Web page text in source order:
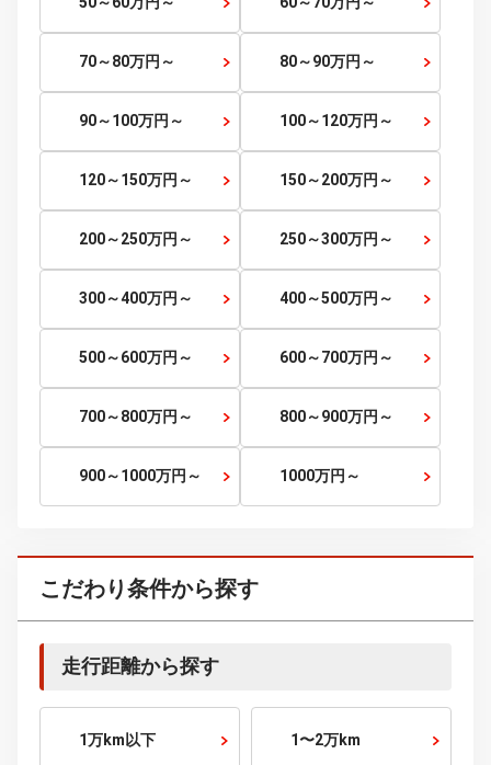
検索する
～5万円 5～10万円～
10～15万円～ 15～20万円～
20～25万円～ 25～30万円～
30～35万円～ 35～40万円～
40～45万円～ 45～50万円～
50～60万円～ 60～70万円～
70～80万円～ 80～90万円～
90～100万円～ 100～120万円～
200～250万円～ 250～300万円～
500～600 万円～ 600～700万円～